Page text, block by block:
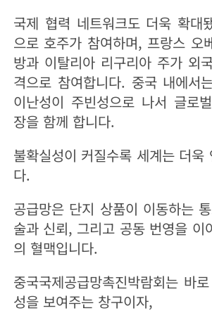
국제 협력 네트워크도 더욱 확대
으로 호주가 참여하며, 프랑스 오
방과 이탈리아 리구리아 주가 외
격으로 참여합니다. 중국 내에서
이난성이 주빈성으로 나서 글로
장을 함께 합니다.
불확실성이 커질수록 세계는 더욱
다.
공급망은 단지 상품이 이동하는
술과 신뢰, 그리고 공동 번영을 이
의 혈맥입니다.
중국국제공급망촉진박람회는 바
성을 보여주는 창구이자,